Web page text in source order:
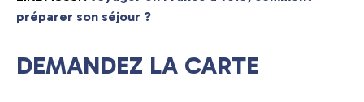
préparer son séjour ?
DEMANDEZ LA CARTE